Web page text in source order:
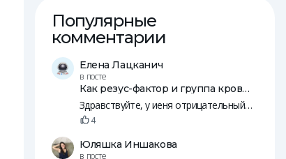
Популярные
комментарии
Елена Лацканич
в посте
Как резус-фактор и группа крови влияют на зачатие и беременность
Здравствуйте, у иеня отрицательный резус, у мужа положительны. Пятеро общих детей, младшей уде 14 лет.
4
Юляшка Иншакова
в посте